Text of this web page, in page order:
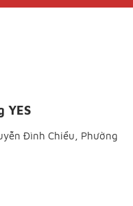
YES
Đình Chiểu, Phường